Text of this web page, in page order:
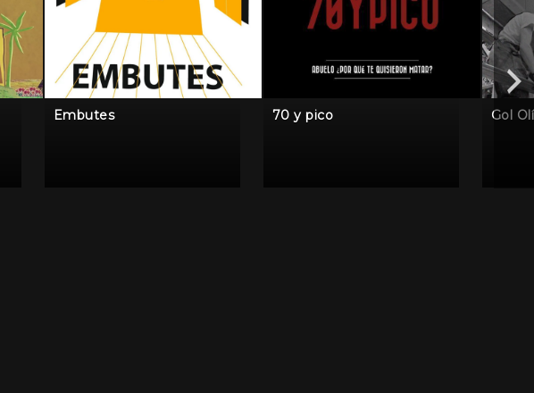
Embutes 70 y pico Gol